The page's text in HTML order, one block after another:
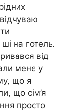
на готель.
від
мене у
що я
що сім’я
просто